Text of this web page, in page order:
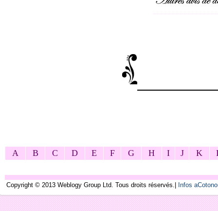
A B C D E F G H I J K
Copyright © 2013 Weblogy Group Ltd. Tous droits réservés.| Infos